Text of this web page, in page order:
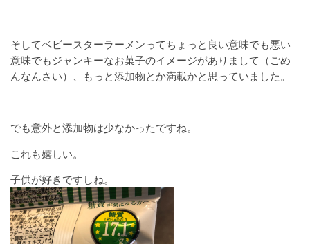
そしてベビースターラーメンってちょっと良い意味でも悪い
意味でもジャンキーなお菓子のイメージがありまして（ごめ
んなんさい）、もっと添加物とか満載かと思っていました。
でも意外と添加物は少なかったですね。
これも嬉しい。
子供が好きですしね。